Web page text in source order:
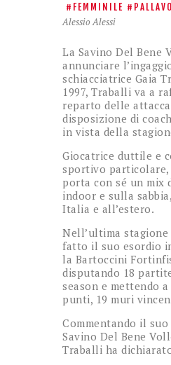
FEMMINILE
Alessio Alessi
La Savino Del Bene
annunciare
schiacciatrice Gaia
1997, Traballi va a
reparto delle
disposizione di
in vista della
Giocatrice duttile e
sportivo particolare,
porta con sé un mix
indoor e sulla
Italia e all’estero.
Nell’ultima
fatto il suo esordio
la Bartoccini
disputando 18
season e mettendo
punti, 19 muri
Commentando il
Savino Del Bene
Traballi ha